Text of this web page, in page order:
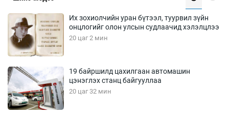
Их зохиолчийн уран бүтээл, туурвил зүйн
онцлогийг олон улсын судлаачид хэлэлцлээ
20 цаг 2 мин
19 байршилд цахилгаан автомашин
цэнэглэх станц байгууллаа
20 цаг 32 мин